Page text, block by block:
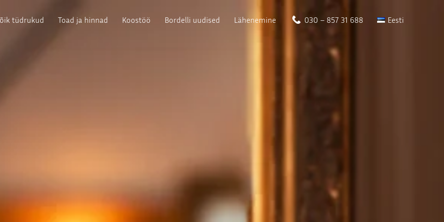
tüdrukud Toad ja hinnad Koostöö Bordelli uudised Lähenemine 030 – 857 31 688 Eesti